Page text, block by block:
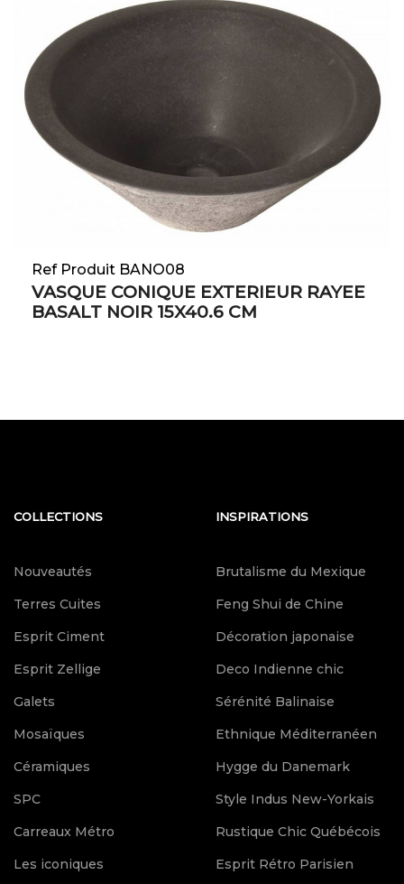
Ref Produit BANO08
VASQUE CONIQUE EXTERIEUR RAYEE
BASALT NOIR 15X40.6 CM
COLLECTIONS
Nouveautés
Terres Cuites
Esprit Ciment
Esprit Zellige
Galets
Mosaïques
Céramiques
SPC
Carreaux Métro
Les iconiques
INSPIRATIONS
Brutalisme du Mexique
Feng Shui de Chine
Décoration japonaise
Deco Indienne chic
Sérénité Balinaise
Ethnique Méditerranéen
Hygge du Danemark
Style Indus New-Yorkais
Rustique Chic Québécois
Esprit Rétro Parisien